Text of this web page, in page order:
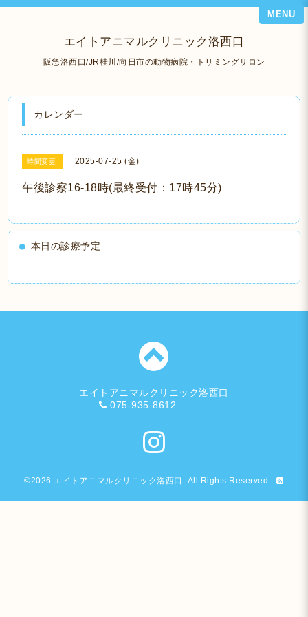
エイトアニマルクリニック洛西口
阪急洛西口/JR桂川/向日市の動物病院・トリミングサロン
MENU
カレンダー
時間変更 2025-07-25 (金)
午後診察16-18時(最終受付：17時45分)
本日の診療予定
エイトアニマルクリニック洛西口
075-935-8612
©2026 エイトアニマルクリニック洛西口 . All Rights Reserved.